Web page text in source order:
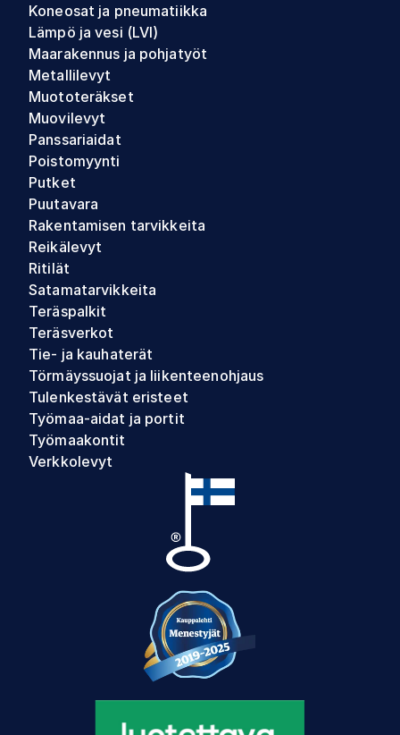
Koneosat ja pneumatiikka
Lämpö ja vesi (LVI)
Maarakennus ja pohjatyöt
Metallilevyt
Muototeräkset
Muovilevyt
Panssariaidat
Poistomyynti
Putket
Puutavara
Rakentamisen tarvikkeita
Reikälevyt
Ritilät
Satamatarvikkeita
Teräspalkit
Teräsverkot
Tie- ja kauhaterät
Törmäyssuojat ja liikenteenohjaus
Tulenkestävät eristeet
Työmaa-aidat ja portit
Työmaakontit
Verkkolevyt